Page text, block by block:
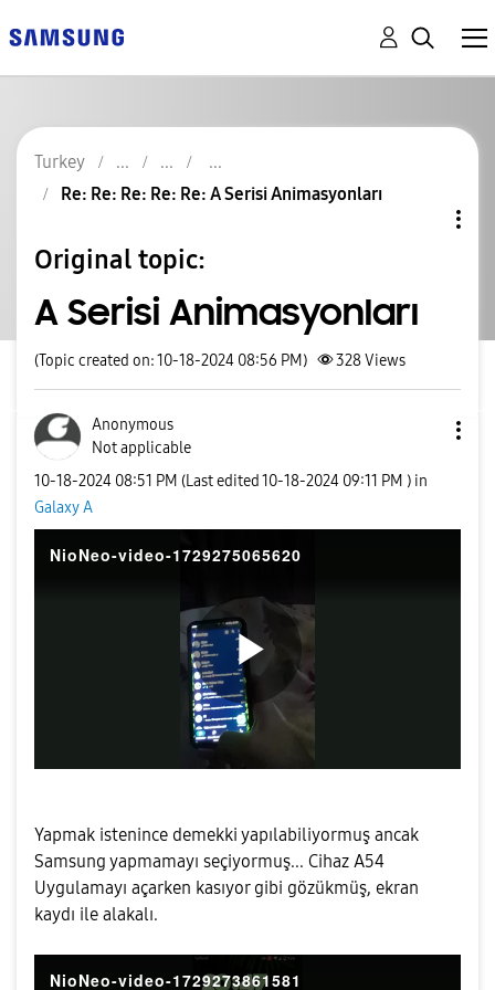
Turkey
Re: Re: Re: Re: Re: A Serisi Animasyonları
Original topic:
A Serisi Animasyonları
(Topic created on: 10-18-2024 08:56 PM) 328Views
Anonymous
Not applicable
‎10-18-2024 08:51 PM (Last edited ‎10-18-2024 09:11 PM ) in
Galaxy A
NioNeo-video-1729275065620
P
Yapmak istenince demekki yapılabiliyormuş ancak
Samsung yapmamayı seçiyormuş... Cihaz A54
Uygulamayı açarken kasıyor gibi gözükmüş, ekran
kaydı ile alakalı.
NioNeo-video-1729273861581